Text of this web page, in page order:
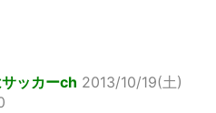
ッカーch 2013/10/19(土)